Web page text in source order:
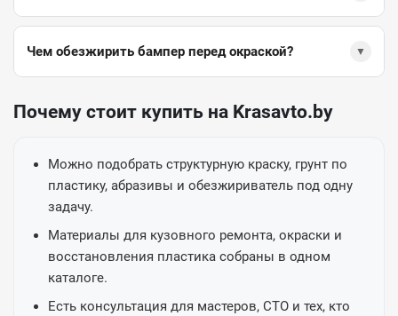
Чем обезжирить бампер перед окраской? ▼
Почему стоит купить на Krasavto.by
Можно подобрать структурную краску, грунт по
пластику, абразивы и обезжириватель под одну
задачу.
Материалы для кузовного ремонта, окраски и
восстановления пластика собраны в одном
каталоге.
Есть консультация для мастеров, СТО и тех, кто